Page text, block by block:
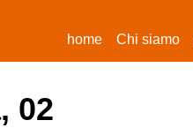
home(current)
Chi siamo
02